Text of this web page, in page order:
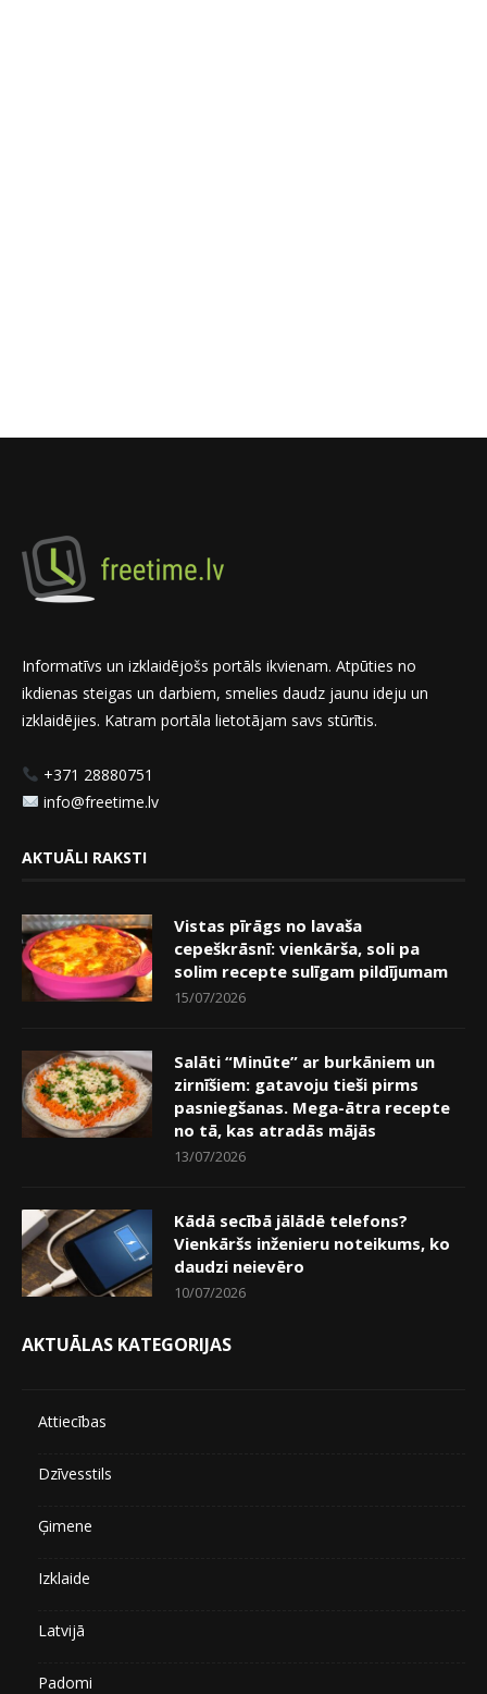
Informatīvs un izklaidējošs portāls ikvienam. Atpūties no
ikdienas steigas un darbiem, smelies daudz jaunu ideju un
izklaidējies. Katram portāla lietotājam savs stūrītis.
+371 28880751
info@freetime.lv
AKTUĀLI RAKSTI
Vistas pīrāgs no lavaša
cepeškrāsnī: vienkārša, soli pa
solim recepte sulīgam pildījumam
15/07/2026
Salāti “Minūte” ar burkāniem un
zirnīšiem: gatavoju tieši pirms
pasniegšanas. Mega-ātra recepte
no tā, kas atradās mājās
13/07/2026
Kādā secībā jālādē telefons?
Vienkāršs inženieru noteikums, ko
daudzi neievēro
10/07/2026
AKTUĀLAS KATEGORIJAS
Attiecības
Dzīvesstils
Ģimene
Izklaide
Latvijā
Padomi